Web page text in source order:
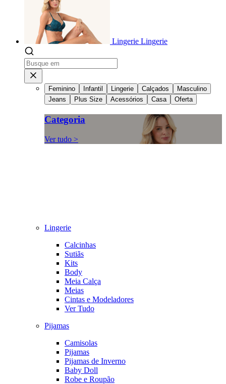
Lingerie Lingerie
Feminino Infantil Lingerie Calçados
Masculino
Jeans
Plus Size Acessórios Casa Oferta
Categoria
Ver tudo >
Lingerie
Calcinhas
Sutiãs
Kits
Body
Meia Calça
Meias
Cintas e Modeladores
Ver Tudo
Pijamas
Camisolas
Pijamas
Pijamas de Inverno
Baby Doll
Robe e Roupão